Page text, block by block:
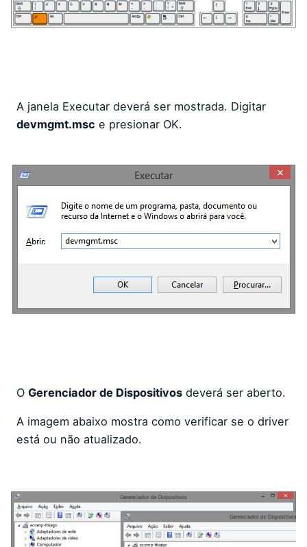
A janela Executar deverá ser mostrada. Digitar
devmgmt.msc e presionar OK.
O Gerenciador de Dispositivos deverá ser aberto.
A imagem abaixo mostra como verificar se o driver
está ou não atualizado.